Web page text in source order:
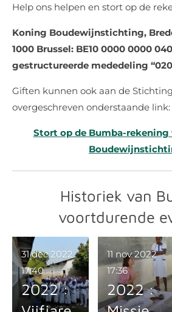
Help ons helpen en stort op de
Koning Boudewijnstichting,
1000 Brussel: BE10 0000 0000
gestructureerde mededeling
Giften kunnen ook aan de
overgeschreven onderstaande link:
Stort op de Bumba-rekening
Historiek van
voortdurende
2022 :
31 dec 2022
17:40
2022 :
11 nov 2022
17:36